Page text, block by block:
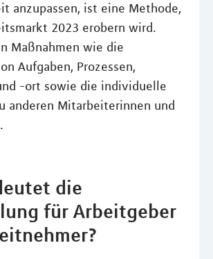
anzupassen, ist eine Methode,
2023 erobern wird.
Maßnahmen wie die
Aufgaben, Prozessen,
-ort sowie die individuelle
anderen Mitarbeiterinnen und
die
für Arbeitgeber